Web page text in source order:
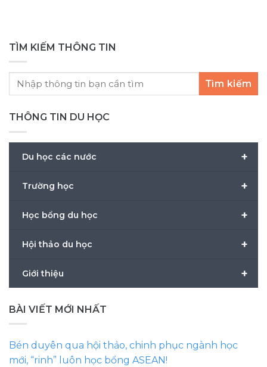
TÌM KIẾM THÔNG TIN
Tìm kiếm
THÔNG TIN DU HỌC
+
Du học các nước
+
Trường học
+
Học bổng du học
+
Hội thảo du học
+
Giới thiệu
BÀI VIẾT MỚI NHẤT
Bén duyên qua hội thảo, chinh phục ngành học
mới, “rinh” luôn học bổng ASEAN!